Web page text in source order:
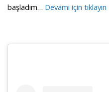
başladım… Devamı için tıklayın